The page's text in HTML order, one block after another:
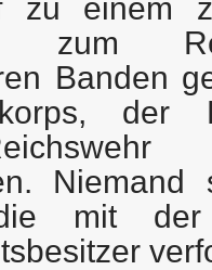
zu einem
zum
Banden
der
die mit